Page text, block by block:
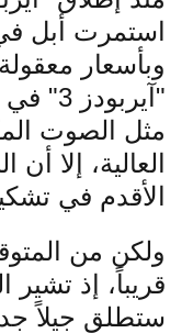
استمرت أبل
وبأسعار
مثل الصوت
العالية، إلا
الأقدم في
ولكن من
قريباً، إذ تشير